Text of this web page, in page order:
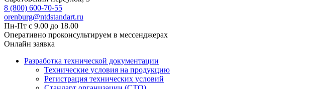
8 (800) 600-70-55
orenburg@ntdstandart.ru
Пн-Пт с 9.00 до 18.00
Оперативно проконсультируем в мессенджерах
Онлайн заявка
Разработка технической документации
Технические условия на продукцию
Регистрация технических условий